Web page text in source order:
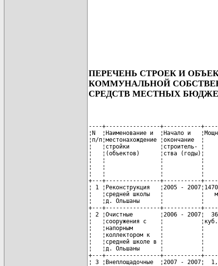
ПЕРЕЧЕНЬ СТРОЕК И
КОММУНАЛЬНОЙ
СРЕДСТВ МЕСТНЫХ
----+----------------+-----------
¦N  ¦Наименование и  ¦Начало и
¦п/п¦местонахождение ¦окончание
¦   ¦стройки         ¦строитель- ¦
¦   ¦(объектов)      ¦ства (годы)¦
¦   ¦                ¦           ¦          ¦
¦   ¦                ¦           ¦
¦   ¦                ¦           ¦
+---+----------------+-----------
¦ 1 ¦Реконструкция   ¦2005 -
¦   ¦средней школы   ¦
¦   ¦д. Ольшаны      ¦
+---+----------------+-----------
¦ 2 ¦Очистные        ¦2006 - 2007¦
¦   ¦сооружения с    ¦
¦   ¦напорным        ¦
¦   ¦коллектором к   ¦
¦   ¦средней школе в ¦
¦   ¦д. Ольшаны      ¦
+---+----------------+-----------
¦ 3 ¦Внеплощадочные  ¦2007 -